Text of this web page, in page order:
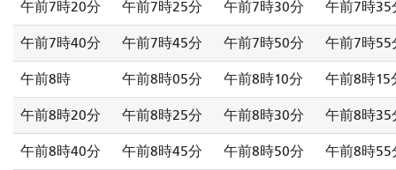
午前7時20分 午前7時25分 午前7時30分 午前7時35
午前7時40分 午前7時45分 午前7時50分 午前7時55
午前8時 午前8時05分 午前8時10分 午前8時15
午前8時20分 午前8時25分 午前8時30分 午前8時35
午前8時40分 午前8時45分 午前8時50分 午前8時55